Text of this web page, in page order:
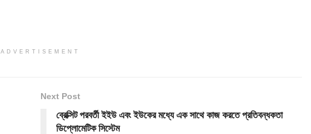
ADVERTISEMENT
Next Post
ব্রেক্সিট পরবর্তী ইইউ এবং ইউকের মধ্যে এক সাথে কাজ করতে প্রতিবন্ধকতা
ডিপ্লোমেটিক সিস্টেম